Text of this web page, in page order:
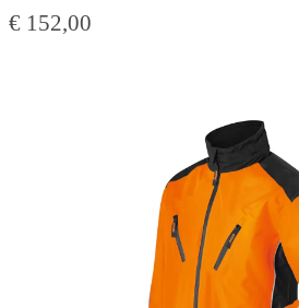
€ 152,00